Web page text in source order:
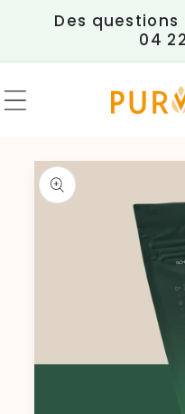
passer
contenu
Des
04
Passer aux
informations
produits